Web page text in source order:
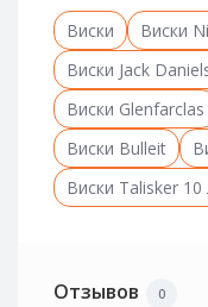
Виски Виски
Виски Jack
Виски Glenfarclas
Виски Bulleit
Виски Talisker 10
Отзывов 0